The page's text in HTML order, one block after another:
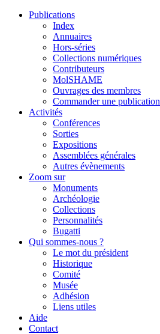
Publications
Index
Annuaires
Hors-séries
Collections numériques
Contributeurs
MolSHAME
Ouvrages des membres
Commander une publication
Activités
Conférences
Sorties
Expositions
Assemblées générales
Autres évènements
Zoom sur
Monuments
Archéologie
Collections
Personnalités
Bugatti
Qui sommes-nous ?
Le mot du président
Historique
Comité
Musée
Adhésion
Liens utiles
Aide
Contact